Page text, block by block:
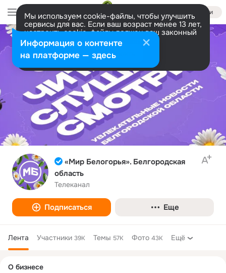
Войти
Мы используем cookie-файлы, чтобы улучшить
сервисы для вас. Если ваш возраст менее 13 лет,
настроить cookie-файлы должен ваш законный
представитель. Больше информации
Разрешить все Настроить
«Мир Белогорья». Белгородская
область
Телеканал
Подписаться Еще
Лента Участники 39K Темы 57K Фото 43K Ещё
колонка
О бизнесе
Информация о контенте
на платформе — здесь